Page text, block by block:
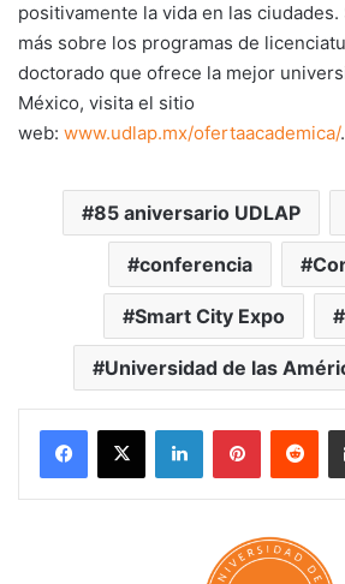
positivamente la vida en las
más sobre los programas de
doctorado que ofrece la mejor
México, visita el sitio
web: www.udlap.mx/ofertaacademica/.
85 aniversario UDLAP
conferencia
Smart City Expo
Universidad de las
LinkedInPinterest